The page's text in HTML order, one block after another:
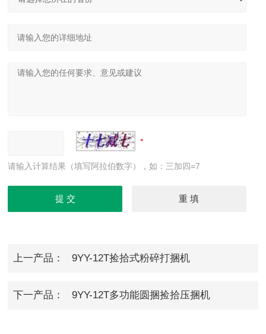
请输入计算结果（填写阿拉伯数字），如：三加四=7
上一产品： 9YY-12T捡拾式粉碎打捆机
下一产品： 9YY-12T多功能圆捆捡拾压捆机